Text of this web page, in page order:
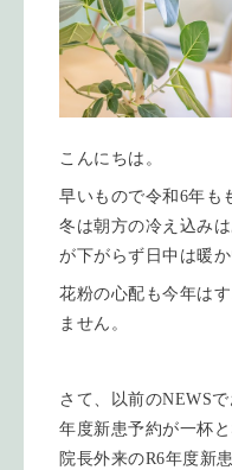
こんにちは。
早いもので令和6年も
冬は朝方の冷え込み
が下がらず日中は暖
花粉の心配も今年は
ません。
さて、以前のNEWS
年度新患予約が一杯
院長外来のR6年度新